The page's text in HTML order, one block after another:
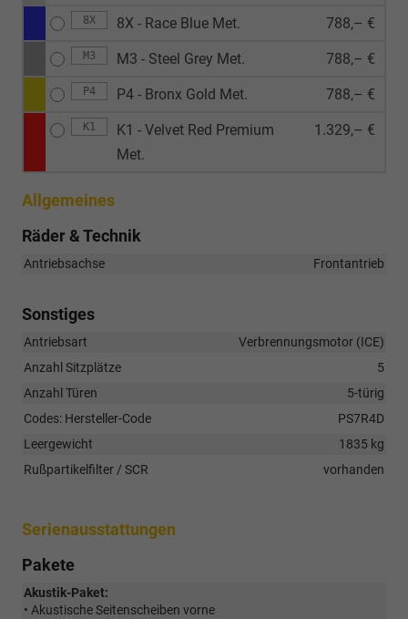
8X 8X - Race Blue Met. 788,– €
M3 M3 - Steel Grey Met. 788,– €
P4 P4 - Bronx Gold Met. 788,– €
K1
K1 - Velvet Red Premium
Met.
1.329,– €
Allgemeines
Räder & Technik
Antriebsachse Frontantrieb
Sonstiges
Antriebsart
Verbrennungsmotor (ICE)
Anzahl Sitzplätze
5
Anzahl Türen
5-türig
Codes: Hersteller-Code
PS7R4D
Leergewicht
1835 kg
Rußpartikelfilter / SCR
vorhanden
Serienausstattungen
Pakete
Akustik-Paket:
• Akustische Seitenscheiben vorne